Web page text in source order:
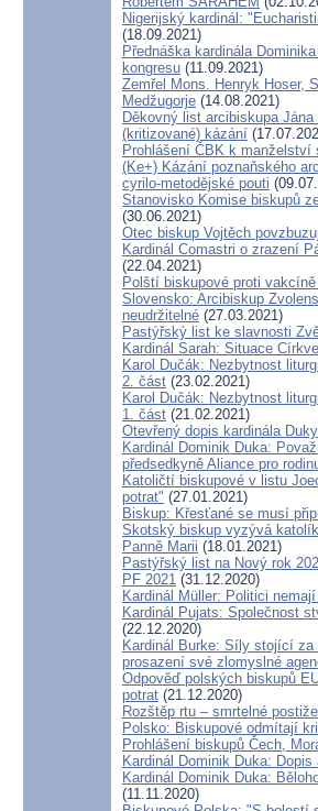
Nigerijský kardinál:
(18.09.2021)
Přednáška kardinála
kongresu (11.09.2021)
Zemřel Mons. Henryk Hoser,
Medžugorje (14.08.2021)
Děkovný list arcibiskupa
(kritizované) kázání
Prohlášení ČBK k manželství
(Ke+) Kázání poznaňského
cyrilo-metodějské pouti
Stanovisko Komise biskupů
(30.06.2021)
Otec biskup Vojtěch
Kardinál Comastri o zrazení
(22.04.2021)
Polští biskupové proti
Slovensko: Arcibiskup
neudržitelné (27.03.2021)
Pastýřský list ke slavnosti
Kardinál Sarah: Situace
Karol Dučák: Nezbytnost
2. část (23.02.2021)
Karol Dučák: Nezbytnost
1. část (21.02.2021)
Otevřený dopis kardinála
Kardinál Dominik Duka:
předsedkyně Aliance pro
Katoličtí biskupové v listu
potrat" (27.01.2021)
Biskup: Křesťané se musí
Skotský biskup vyzývá
Panně Marii (18.01.2021)
Pastýřský list na Nový rok
PF 2021 (31.12.2020)
Kardinál Müller: Politici
Kardinál Pujats: Společnost
(22.12.2020)
Kardinál Burke: Síly stojící
prosazení své zlomyslné
Odpověď polských biskupů
potrat (21.12.2020)
Rozštěp rtu – smrtelné
Polsko: Biskupové odmítají
Prohlášení biskupů Čech,
Kardinál Dominik Duka:
Kardinál Dominik Duka:
(11.11.2020)